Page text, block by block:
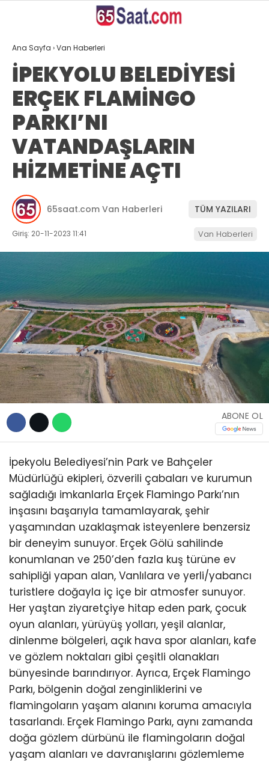
WhatsApp İhbar
Hattı
Facebook
Instagram
Youtube
28.5
YAZARLAR
ANASAYFA
VAN
BÖLGE
GÜNDEM
EKONOMİ
SİYASET
TEKNOLOJİ
Ana Sayfa ›Van Haberleri
İPEKYOLU BELEDİYESİ
ERÇEK FLAMİNGO
PARKI’NI
VATANDAŞLARIN
HİZMETİNE AÇTI
65saat.com Van Haberleri TÜM YAZILARI
Giriş: 20-11-2023 11:41 Van Haberleri
ABONE OL
İpekyolu Belediyesi’nin Park ve Bahçeler
Müdürlüğü ekipleri, özverili çabaları ve kurumun
sağladığı imkanlarla Erçek Flamingo Parkı’nın
inşasını başarıyla tamamlayarak, şehir
yaşamından uzaklaşmak isteyenlere benzersiz
bir deneyim sunuyor. Erçek Gölü sahilinde
konumlanan ve 250’den fazla kuş türüne ev
sahipliği yapan alan, Vanlılara ve yerli/yabancı
turistlere doğayla iç içe bir atmosfer sunuyor.
Her yaştan ziyaretçiye hitap eden park, çocuk
oyun alanları, yürüyüş yolları, yeşil alanlar,
dinlenme bölgeleri, açık hava spor alanları, kafe
ve gözlem noktaları gibi çeşitli olanakları
bünyesinde barındırıyor. Ayrıca, Erçek Flamingo
Parkı, bölgenin doğal zenginliklerini ve
flamingoların yaşam alanını koruma amacıyla
tasarlandı. Erçek Flamingo Parkı, aynı zamanda
doğa gözlem dürbünü ile flamingoların doğal
yaşam alanları ve davranışlarını gözlemleme